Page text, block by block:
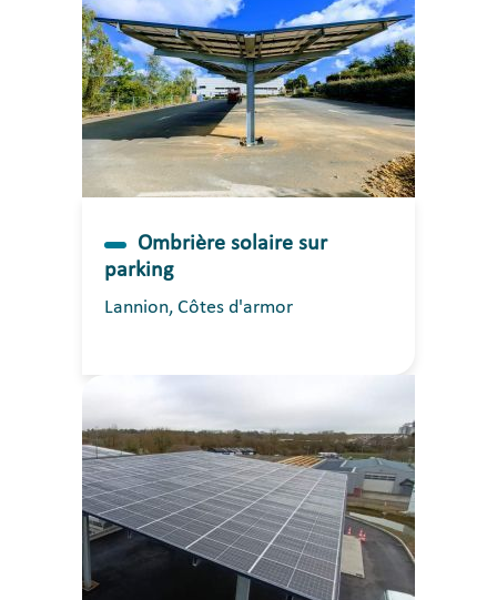
Ombrière solaire sur
parking
Lannion, Côtes d'armor